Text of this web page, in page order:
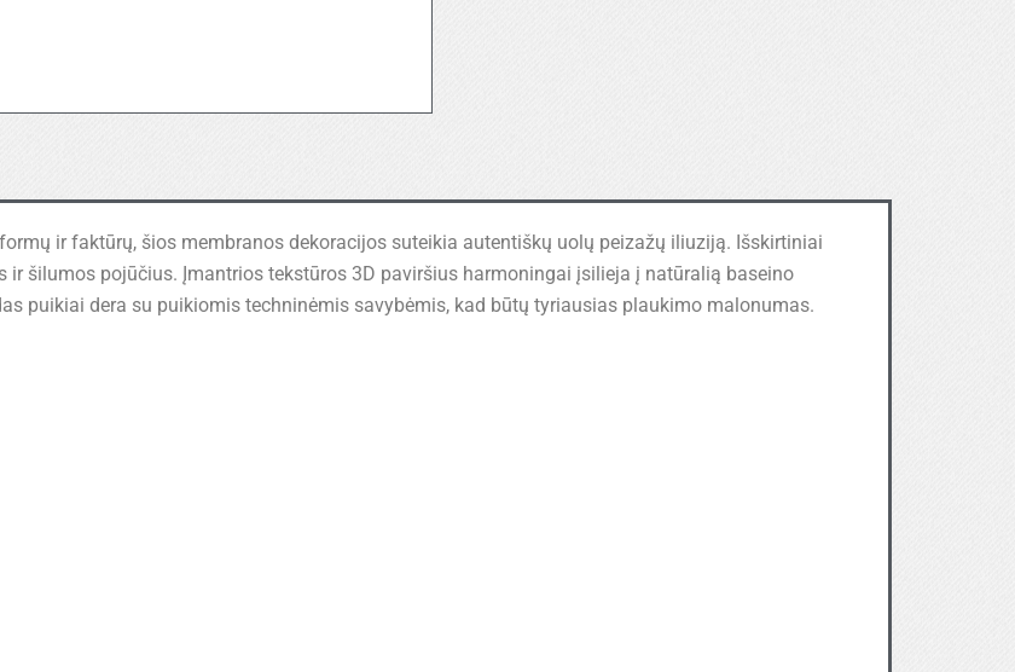
ir faktūrų, šios membranos dekoracijos suteikia autentiškų uolų peizažų iliuziją. Išskirtiniai
šilumos pojūčius. Įmantrios tekstūros 3D paviršius harmoningai įsilieja į natūralią baseino
puikiai dera su puikiomis techninėmis savybėmis, kad būtų tyriausias plaukimo malonumas.